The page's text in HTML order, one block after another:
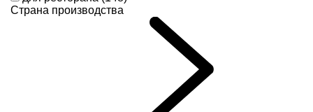
Страна производства